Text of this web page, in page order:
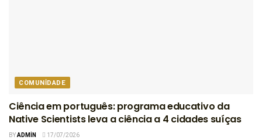
COMUNIDADE
Ciência em português: programa educativo da
Native Scientists leva a ciência a 4 cidades suíças
BYADMIN 17/07/2026